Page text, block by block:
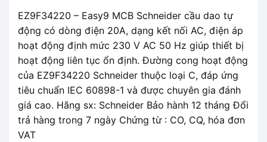
EZ9F34220 – Easy9 MCB Schneider cầu dao tự
động có dòng điện 20A, dạng kết nối AC, điện áp
hoạt động định mức 230 V AC 50 Hz giúp thiết bị
hoạt động liên tục ổn định. Đường cong hoạt động
của EZ9F34220 Schneider thuộc loại C, đáp ứng
tiêu chuẩn IEC 60898-1 và được chuyên gia đánh
giá cao. Hãng sx: Schneider Bảo hành 12 tháng Đổi
trả hàng trong 7 ngày Chứng từ : CO, CQ, hóa đơn
VAT